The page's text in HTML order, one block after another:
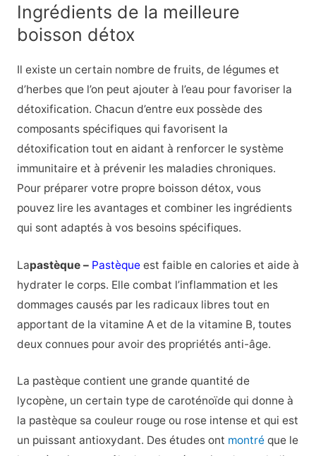
Ingrédients de la meilleure
boisson détox
Il existe un certain nombre de fruits, de légumes et
d’herbes que l’on peut ajouter à l’eau pour favoriser la
détoxification. Chacun d’entre eux possède des
composants spécifiques qui favorisent la
détoxification tout en aidant à renforcer le système
immunitaire et à prévenir les maladies chroniques.
Pour préparer votre propre boisson détox, vous
pouvez lire les avantages et combiner les ingrédients
qui sont adaptés à vos besoins spécifiques.
Lapastèque – Pastèque est faible en calories et aide à
hydrater le corps. Elle combat l’inflammation et les
dommages causés par les radicaux libres tout en
apportant de la vitamine A et de la vitamine B, toutes
deux connues pour avoir des propriétés anti-âge.
La pastèque contient une grande quantité de
lycopène, un certain type de caroténoïde qui donne à
la pastèque sa couleur rouge ou rose intense et qui est
un puissant antioxydant. Des études ont montréque le